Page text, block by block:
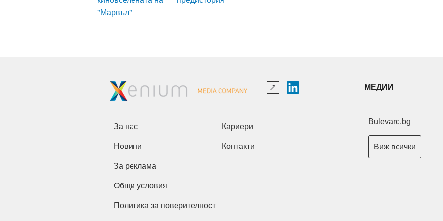
"Марвъл"
За нас Кариери
Новини Контакти
За реклама
Общи условия
Политика за поверителност
МЕДИИ
Bulevard.bg
Виж всички